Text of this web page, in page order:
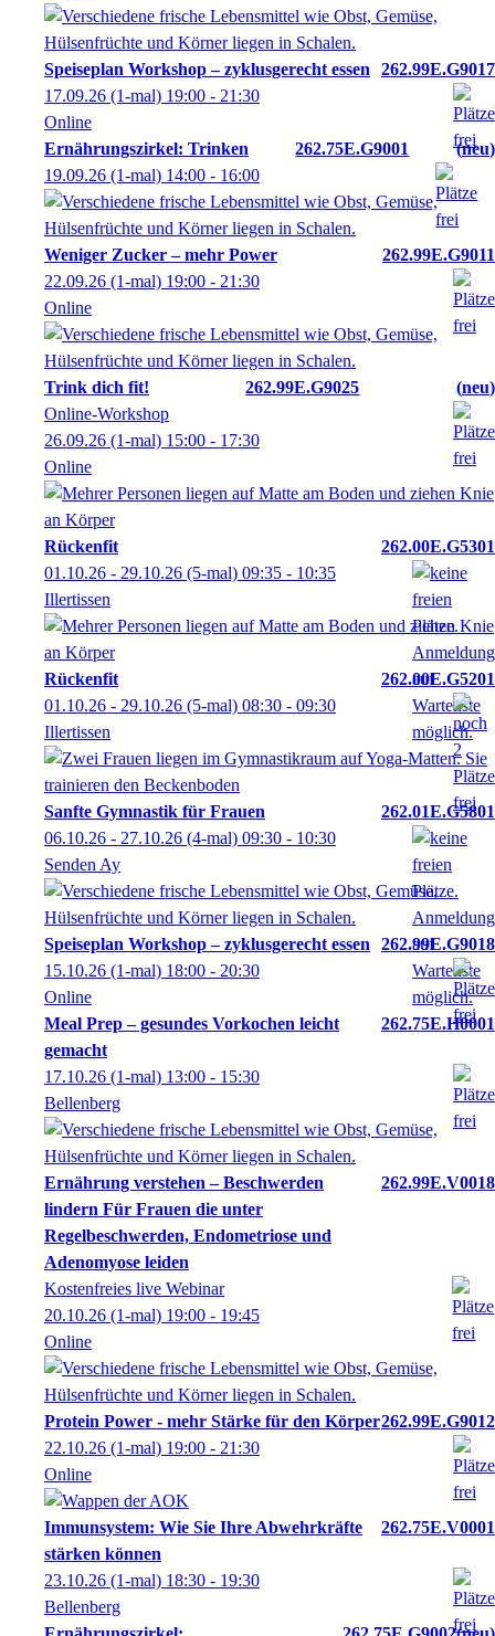
Speiseplan Workshop – zyklusgerecht essen
262.99E.G9017
17.09.26 (1-mal) 19:00 - 21:30
Online
Ernährungszirkel: Trinken
262.75E.G9001
neu
19.09.26 (1-mal) 14:00 - 16:00
Weniger Zucker – mehr Power
262.99E.G9011
22.09.26 (1-mal) 19:00 - 21:30
Online
Trink dich fit! 262.99E.G9025
neu
Online-Workshop
26.09.26 (1-mal) 15:00 - 17:30
Online
Rückenfit
262.00E.G5301
01.10.26 - 29.10.26 (5-mal) 09:35 - 10:35
Illertissen
Rückenfit
262.00E.G5201
01.10.26 - 29.10.26 (5-mal) 08:30 - 09:30
Illertissen
Sanfte Gymnastik für Frauen
262.01E.G5801
06.10.26 - 27.10.26 (4-mal) 09:30 - 10:30
Senden Ay
Speiseplan Workshop – zyklusgerecht essen
262.99E.G9018
15.10.26 (1-mal) 18:00 - 20:30
Online
Meal Prep – gesundes Vorkochen leicht
gemacht
262.75E.H0001
17.10.26 (1-mal) 13:00 - 15:30
Bellenberg
Ernährung verstehen – Beschwerden
lindern Für Frauen die unter
Regelbeschwerden, Endometriose und
Adenomyose leiden
262.99E.V0018
Kostenfreies live Webinar
20.10.26 (1-mal) 19:00 - 19:45
Online
Protein Power - mehr Stärke für den Körper262.99E.G9012
22.10.26 (1-mal) 19:00 - 21:30
Online
Immunsystem: Wie Sie Ihre Abwehrkräfte
stärken können
262.75E.V0001
23.10.26 (1-mal) 18:30 - 19:30
Bellenberg